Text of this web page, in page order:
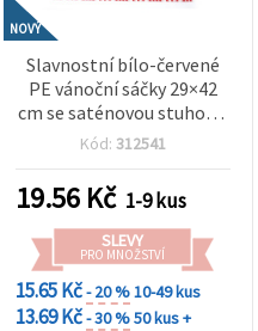
NOVÝ
Slavnostní bílo-červené
PE vánoční sáčky 29×42
cm se saténovou stuhou a
motivem soba
Kód: 312541
19.56 Kč 1-9 kus
SLEVY
PRO MNOŽSTVÍ
15.65 Kč- 20 %10-49 kus
13.69 Kč- 30 %50 kus +